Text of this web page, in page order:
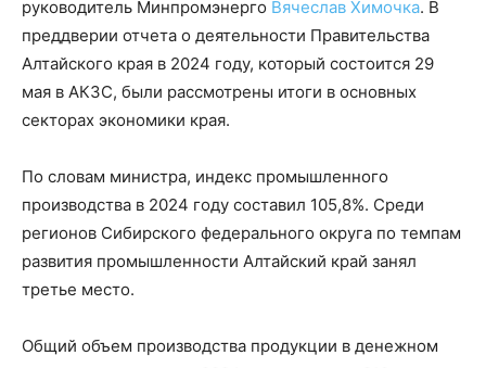
руководитель Минпромэнерго Вячеслав Химочка. В
преддверии отчета о деятельности Правительства
Алтайского края в 2024 году, который состоится 29
мая в АКЗС, были рассмотрены итоги в основных
секторах экономики края.
По словам министра, индекс промышленного
производства в 2024 году составил 105,8%. Среди
регионов Сибирского федерального округа по темпам
развития промышленности Алтайский край занял
третье место.
Общий объем производства продукции в денежном